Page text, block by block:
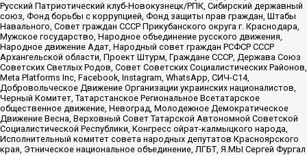
Русский Патриотический клуб-Новокузнецк/РПК, Сибирский державный
союз, Фонд борьбы с коррупцией, Фонд защиты прав граждан, Штабы
Навального, Совет граждан СССР Прикубанского округа г. Краснодара,
Мужское государство, Народное объединение русского движения,
Народное движение Адат, Народный совет граждан РСФСР СССР
Архангельской области, Проект Штурм, Граждане СССР, Держава Союз
Советских Светлых Родов, Совет Советских Социалистических Районов,
Meta Platforms Inc, Facebook, Instagram, WhatsApp, СИЧ-С14,
Добровольческое Движение Организации украинских националистов,
Черный Комитет, Татарстанское Региональное Всетатарское
общественное движение, Невоград, Молодежное Демократическое
Движение Весна, Верховный Совет Татарской Автономной Советской
Социалистической Республики, Конгресс ойрат-калмыцкого народа,
Исполнительный комитет совета народных депутатов Красноярского
края, Этническое национальное объединение, ЛГБТ, Я.МЫ Сергей Фургал